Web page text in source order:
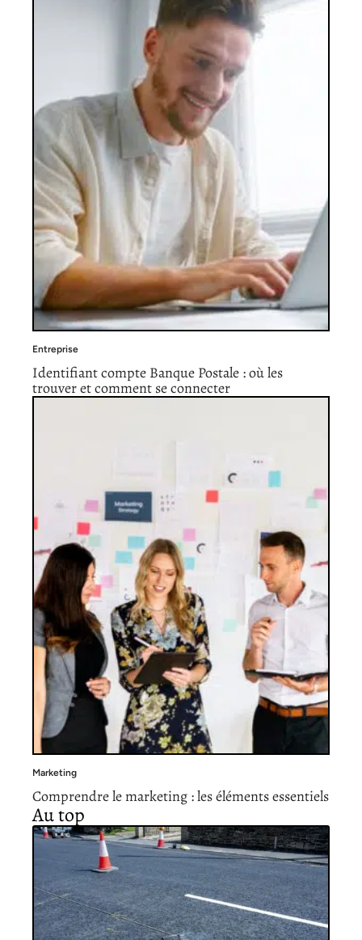
Entreprise
Identifiant compte Banque Postale : où les
trouver et comment se connecter
Marketing
Comprendre le marketing : les éléments essentiels
Au top